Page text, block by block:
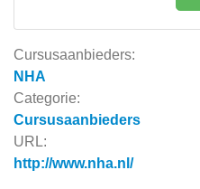
Cursusaanbieders:
NHA
Categorie:
Cursusaanbieders
URL:
http://www.nha.nl/